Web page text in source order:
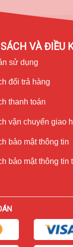
so với các thế hệ
iPhone 7 của bạn
đen
VÀ ĐIỀU
sử dụng
đổi trả hàng
thanh toán
vận chuyển giao
bảo mật thông tin
bảo mật thông tin